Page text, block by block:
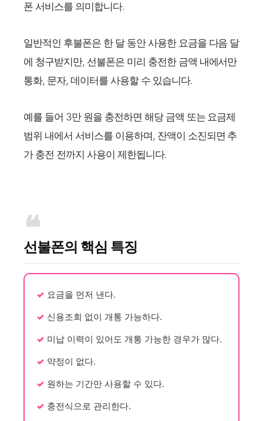
폰 서비스를 의미합니다.
일반적인 후불폰은 한 달 동안 사용한 요금을 다음 달
에 청구받지만, 선불폰은 미리 충전한 금액 내에서만
통화, 문자, 데이터를 사용할 수 있습니다.
예를 들어 3만 원을 충전하면 해당 금액 또는 요금제
범위 내에서 서비스를 이용하며, 잔액이 소진되면 추
가 충전 전까지 사용이 제한됩니다.
선불폰의 핵심 특징
요금을 먼저 낸다.
신용조회 없이 개통 가능하다.
미납 이력이 있어도 개통 가능한 경우가 많다.
약정이 없다.
원하는 기간만 사용할 수 있다.
충전식으로 관리한다.